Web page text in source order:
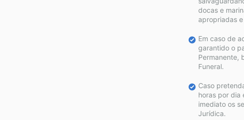
docas e
apropriadas
Em caso de
garantido o
Permanente,
Funeral.
Caso
horas por dia
imediato os
Jurídica.